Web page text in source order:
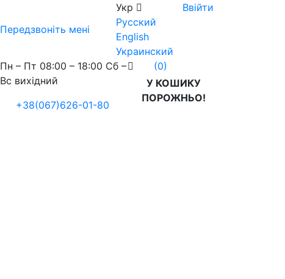
Передзвоніть мені
Укр
Русский
English
Украинский
Ввійти
Пн – Пт 08:00 – 18:00 Сб –
Вс вихідний
+38(067)626-01-80
(0)
У КОШИКУ
ПОРОЖНЬО!